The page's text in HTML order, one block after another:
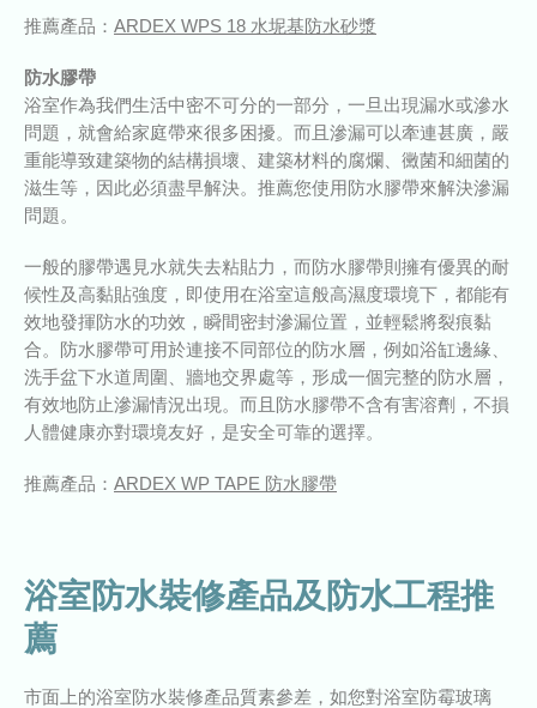
推薦產品： ARDEX WPS 18 水坭基防水砂漿
防水膠帶
浴室作為我們生活中密不可分的一部分，一旦出現漏水或滲水
問題，就會給家庭帶來很多困擾。而且滲漏可以牽連甚廣，嚴
重能導致建築物的結構損壞、建築材料的腐爛、黴菌和細菌的
滋生等，因此必須盡早解決。推薦您使用防水膠帶來解決滲漏
問題。
一般的膠帶遇見水就失去粘貼力，而防水膠帶則擁有優異的耐
候性及高黏貼強度，即使用在浴室這般高濕度環境下，都能有
效地發揮防水的功效，瞬間密封滲漏位置，並輕鬆將裂痕黏
合。防水膠帶可用於連接不同部位的防水層，例如浴缸邊緣、
洗手盆下水道周圍、牆地交界處等，形成一個完整的防水層，
有效地防止滲漏情況出現。而且防水膠帶不含有害溶劑，不損
人體健康亦對環境友好，是安全可靠的選擇。
推薦產品： ARDEX WP TAPE 防水膠帶
浴室防水裝修產品及防水工程推
薦
市面上的浴室防水裝修產品質素參差，如您對浴室防霉玻璃